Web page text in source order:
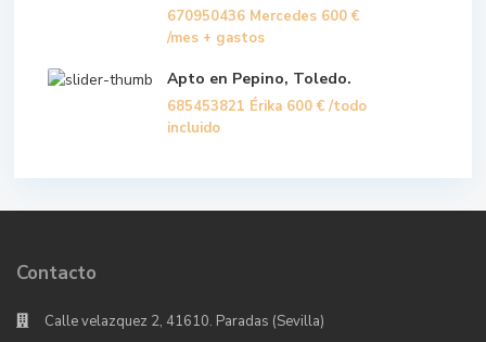
670950436 Mercedes 600 €
/mes + gastos
Apto en Pepino, Toledo.
685453821 Érika 600 € /todo
incluido
Contacto
Calle velazquez 2, 41610. Paradas (Sevilla)